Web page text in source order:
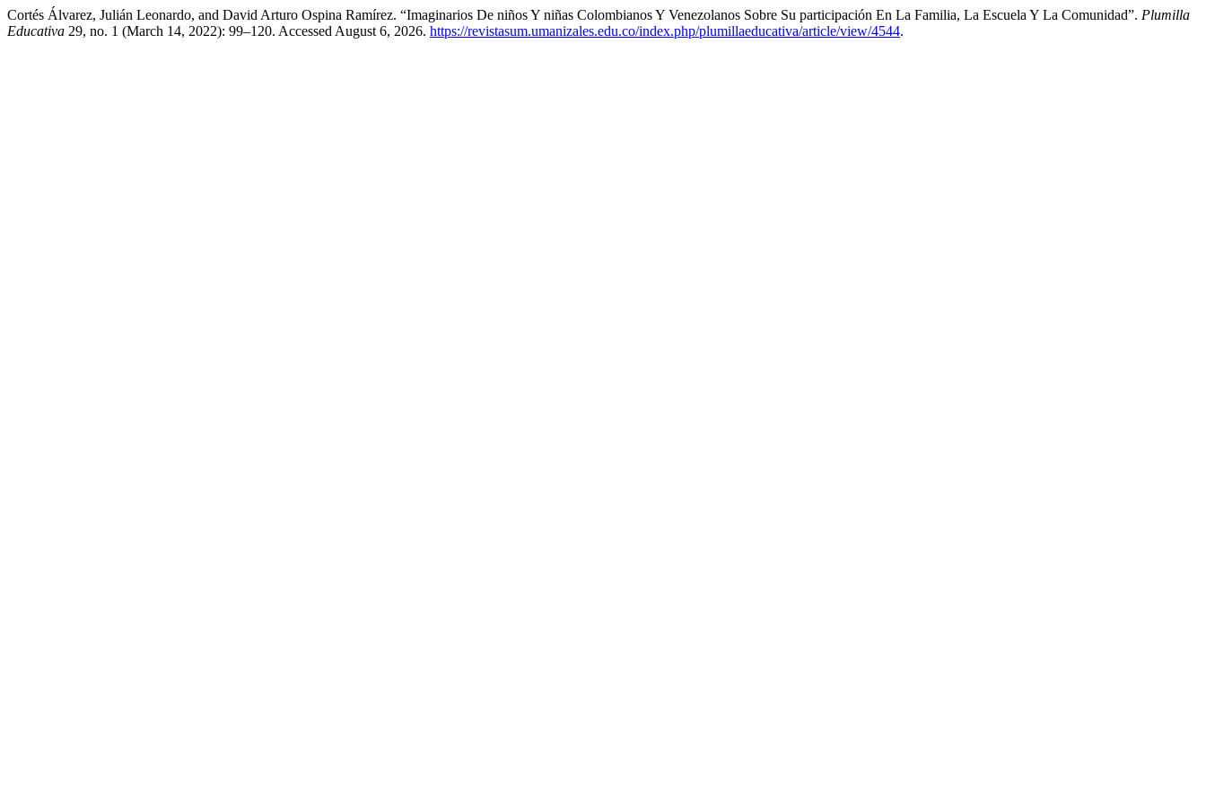
Cortés Álvarez, Julián Leonardo, and David Arturo Ospina Ramírez. “Imaginarios De niños Y niñas Colombianos Y Venezolanos Sobre Su participación En La Familia, La Escuela Y La Comunidad”. Plumilla
Educativa 29, no. 1 (March 14, 2022): 99–120. Accessed August 6, 2026. https://revistasum.umanizales.edu.co/index.php/plumillaeducativa/article/view/4544.